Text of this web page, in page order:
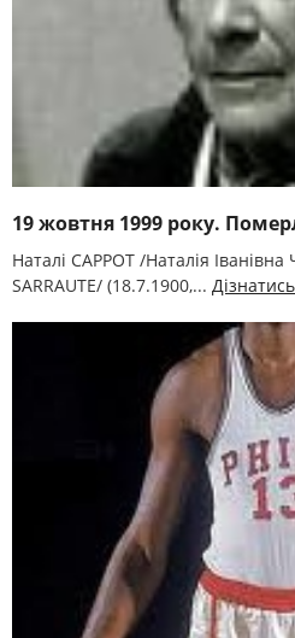
19 жовтня 1999 року.
Наталі САРРОТ /Наталія
SARRAUTE/ (18.7.1900,...